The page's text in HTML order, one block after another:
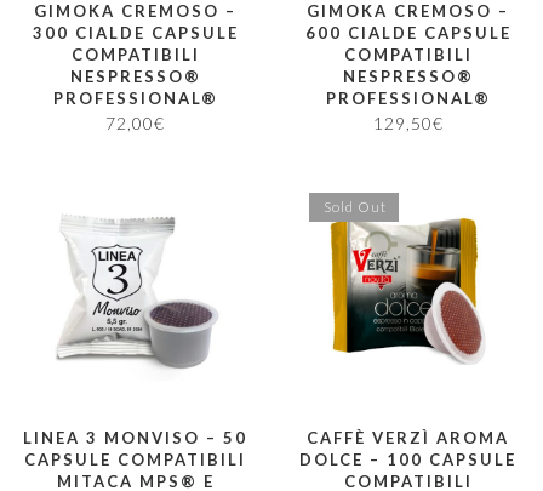
GIMOKA CREMOSO –
300 CIALDE CAPSULE
COMPATIBILI
NESPRESSO®
PROFESSIONAL®
72,00€
GIMOKA CREMOSO –
600 CIALDE CAPSULE
COMPATIBILI
NESPRESSO®
PROFESSIONAL®
129,50€
LINEA 3 MONVISO – 50
CAPSULE COMPATIBILI
MITACA MPS® E
Sold Out
CAFFÈ VERZÌ AROMA
DOLCE – 100 CAPSULE
COMPATIBILI